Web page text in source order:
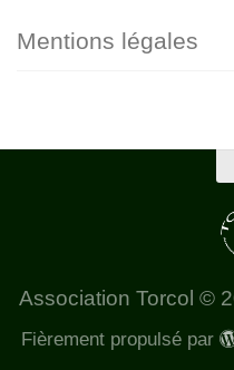
Mentions légales
Association Torcol ©
Fièrement propulsé par